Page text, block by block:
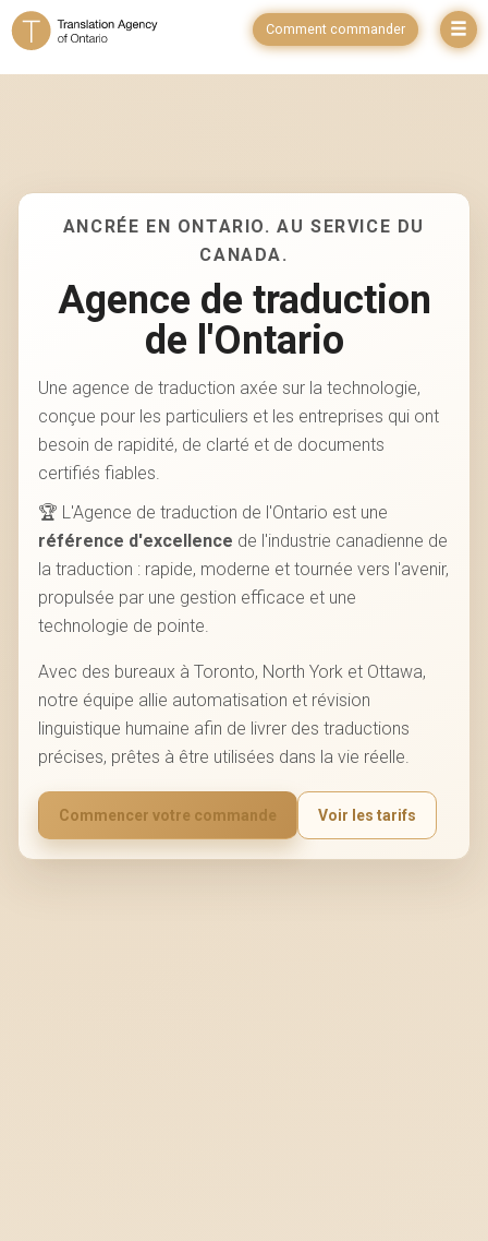
Comment commander
ANCRÉE EN ONTARIO. AU SERVICE DU
CANADA.
Agence de traduction
de l'Ontario
Une agence de traduction axée sur la technologie,
conçue pour les particuliers et les entreprises qui ont
besoin de rapidité, de clarté et de documents
certifiés fiables.
🏆 L'Agence de traduction de l'Ontario est une
référence d'excellence de l'industrie canadienne de
la traduction : rapide, moderne et tournée vers l'avenir,
propulsée par une gestion efficace et une
technologie de pointe.
Avec des bureaux à Toronto, North York et Ottawa,
notre équipe allie automatisation et révision
linguistique humaine afin de livrer des traductions
précises, prêtes à être utilisées dans la vie réelle.
Commencer votre commande Voir les tarifs